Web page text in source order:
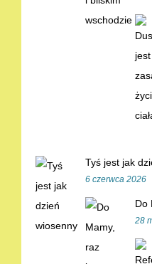
Tyś jest jak
6 czerwca 2026
Do
28